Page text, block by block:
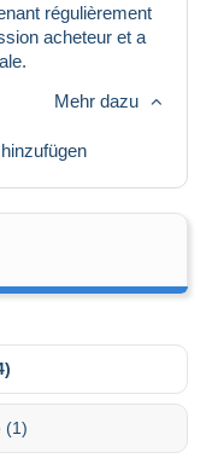
régulièrement
acheteur et a
Mehr dazu
(1)